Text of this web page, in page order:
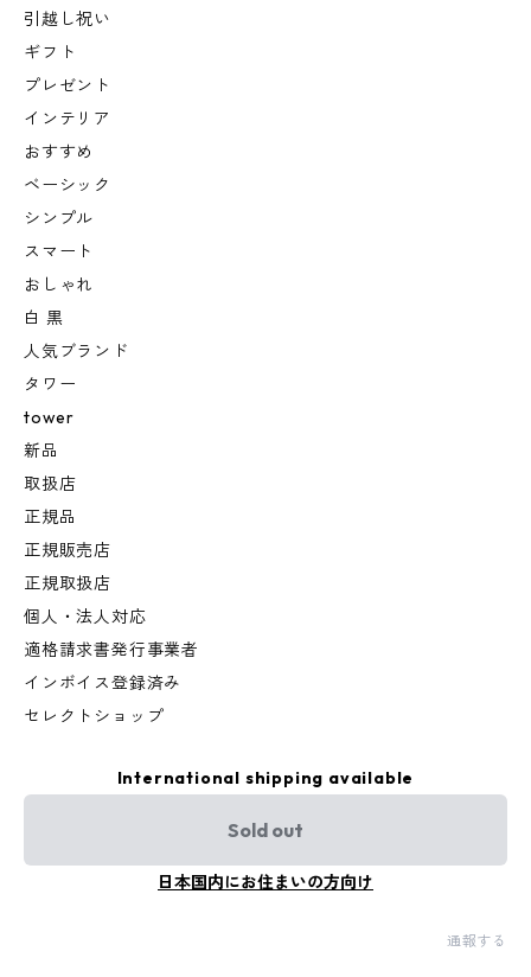
引越し祝い
ギフト
プレゼント
インテリア
おすすめ
ベーシック
シンプル
スマート
おしゃれ
白 黒
人気ブランド
タワー
tower
新品
取扱店
正規品
正規販売店
正規取扱店
個人・法人対応
適格請求書発行事業者
インボイス登録済み
セレクトショップ
International shipping available
Sold out
日本国内にお住まいの方向け
通報する